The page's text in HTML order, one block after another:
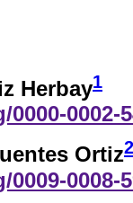
Herbay1
0002-
Ortiz2
0008-